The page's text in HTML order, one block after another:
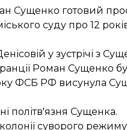
Сущенко готовий
суду про 12
у зустрічі з
Роман Сущенко
ФСБ РФ висунула
політв'язня Сущенка.
суворого режиму